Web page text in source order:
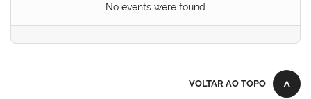
No events were found
VOLTAR AO TOPO